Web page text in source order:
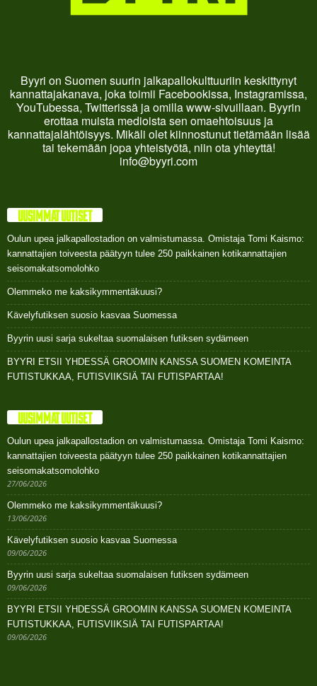
Byyri on Suomen suurin jalkapallokulttuuriin keskittynyt
kannattajakanava, joka toimii Facebookissa, Instagramissa,
YouTubessa, Twitterissä ja omilla www-sivuillaan. Byyrin
erottaa muista medioista sen omaehtoisuus ja
kannattajalähtöisyys. Mikäli olet kiinnostunut tietämään lisää
tai tekemään jopa yhteistyötä, niin ota yhteyttä!
info@byyri.com
UUSIMMAT UUTISET
Oulun upea jalkapallostadion on valmistumassa. Omistaja Tomi Kaismo:
kannattajien toiveesta päätyyn tulee 250 paikkainen kotikannattajien
seisomakatsomolohko
Olemmeko me kaksikymmentäkuusi?
Kävelyfutiksen suosio kasvaa Suomessa
Byyrin uusi sarja sukeltaa suomalaisen futiksen sydämeen
BYYRI ETSII YHDESSÄ GROOMIN KANSSA SUOMEN KOMEINTA
FUTISTUKKAA, FUTISVIIKSIÄ TAI FUTISPARTAA!
UUSIMMAT UUTISET
Oulun upea jalkapallostadion on valmistumassa. Omistaja Tomi Kaismo:
kannattajien toiveesta päätyyn tulee 250 paikkainen kotikannattajien
seisomakatsomolohko
27/06/2026
Olemmeko me kaksikymmentäkuusi?
13/06/2026
Kävelyfutiksen suosio kasvaa Suomessa
09/06/2026
Byyrin uusi sarja sukeltaa suomalaisen futiksen sydämeen
09/06/2026
BYYRI ETSII YHDESSÄ GROOMIN KANSSA SUOMEN KOMEINTA
FUTISTUKKAA, FUTISVIIKSIÄ TAI FUTISPARTAA!
09/06/2026